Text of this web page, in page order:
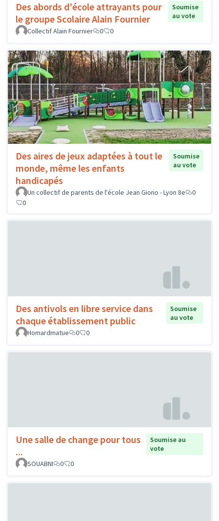
Des abords d'école attrayants pour
le groupe Scolaire Alain Fournier
Soumise
au vote
Collectif Alain Fournier
0 0
Des aires de jeux adaptées à tout le
monde, même les enfants
handicapés
Soumise
au vote
Un collectif de parents de l'école Jean Giono - Lyon 8e
0
0
Des antivols en libre service dans
chaque établissement public
Soumise
au vote
Homardmatue
0 0
Une salle de change pour tous
...
Soumise au
vote
SOUABNI
0 0